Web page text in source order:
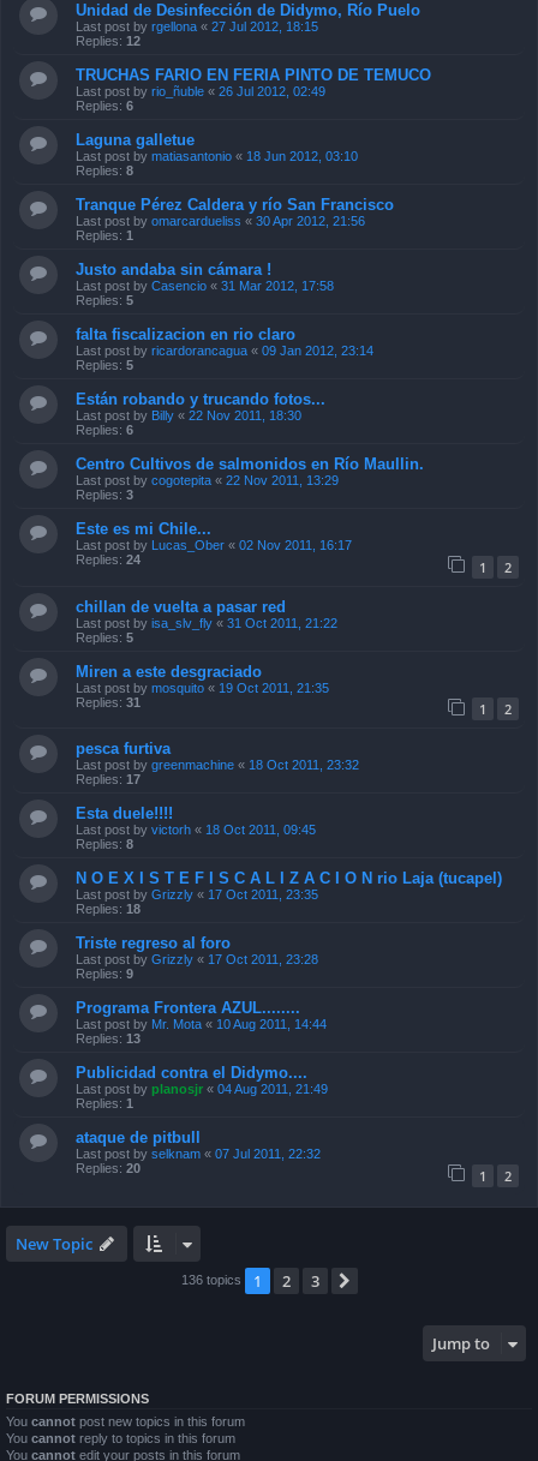
Unidad de Desinfección de Didymo, Río Puelo
Last post by rgellona « 27 Jul 2012, 18:15
Replies: 12
TRUCHAS FARIO EN FERIA PINTO DE TEMUCO
Last post by rio_ñuble « 26 Jul 2012, 02:49
Replies: 6
Laguna galletue
Last post by matiasantonio « 18 Jun 2012, 03:10
Replies: 8
Tranque Pérez Caldera y río San Francisco
Last post by omarcardueliss « 30 Apr 2012, 21:56
Replies: 1
Justo andaba sin cámara !
Last post by Casencio « 31 Mar 2012, 17:58
Replies: 5
falta fiscalizacion en rio claro
Last post by ricardorancagua « 09 Jan 2012, 23:14
Replies: 5
Están robando y trucando fotos...
Last post by Billy « 22 Nov 2011, 18:30
Replies: 6
Centro Cultivos de salmonidos en Río Maullin.
Last post by cogotepita « 22 Nov 2011, 13:29
Replies: 3
Este es mi Chile...
Last post by Lucas_Ober « 02 Nov 2011, 16:17
Replies: 24 1 2
chillan de vuelta a pasar red
Last post by isa_slv_fly « 31 Oct 2011, 21:22
Replies: 5
Miren a este desgraciado
Last post by mosquito « 19 Oct 2011, 21:35
Replies: 31 1 2
pesca furtiva
Last post by greenmachine « 18 Oct 2011, 23:32
Replies: 17
Esta duele!!!!
Last post by victorh « 18 Oct 2011, 09:45
Replies: 8
N O E X I S T E F I S C A L I Z A C I O N rio Laja (tucapel)
Last post by Grizzly « 17 Oct 2011, 23:35
Replies: 18
Triste regreso al foro
Last post by Grizzly « 17 Oct 2011, 23:28
Replies: 9
Programa Frontera AZUL........
Last post by Mr. Mota « 10 Aug 2011, 14:44
Replies: 13
Publicidad contra el Didymo....
Last post by planosjr « 04 Aug 2011, 21:49
Replies: 1
ataque de pitbull
Last post by selknam « 07 Jul 2011, 22:32
Replies: 20 1 2
New Topic
136 topics 1 2 3
Jump to
FORUM PERMISSIONS
You cannot post new topics in this forum
You cannot reply to topics in this forum
You cannot edit your posts in this forum